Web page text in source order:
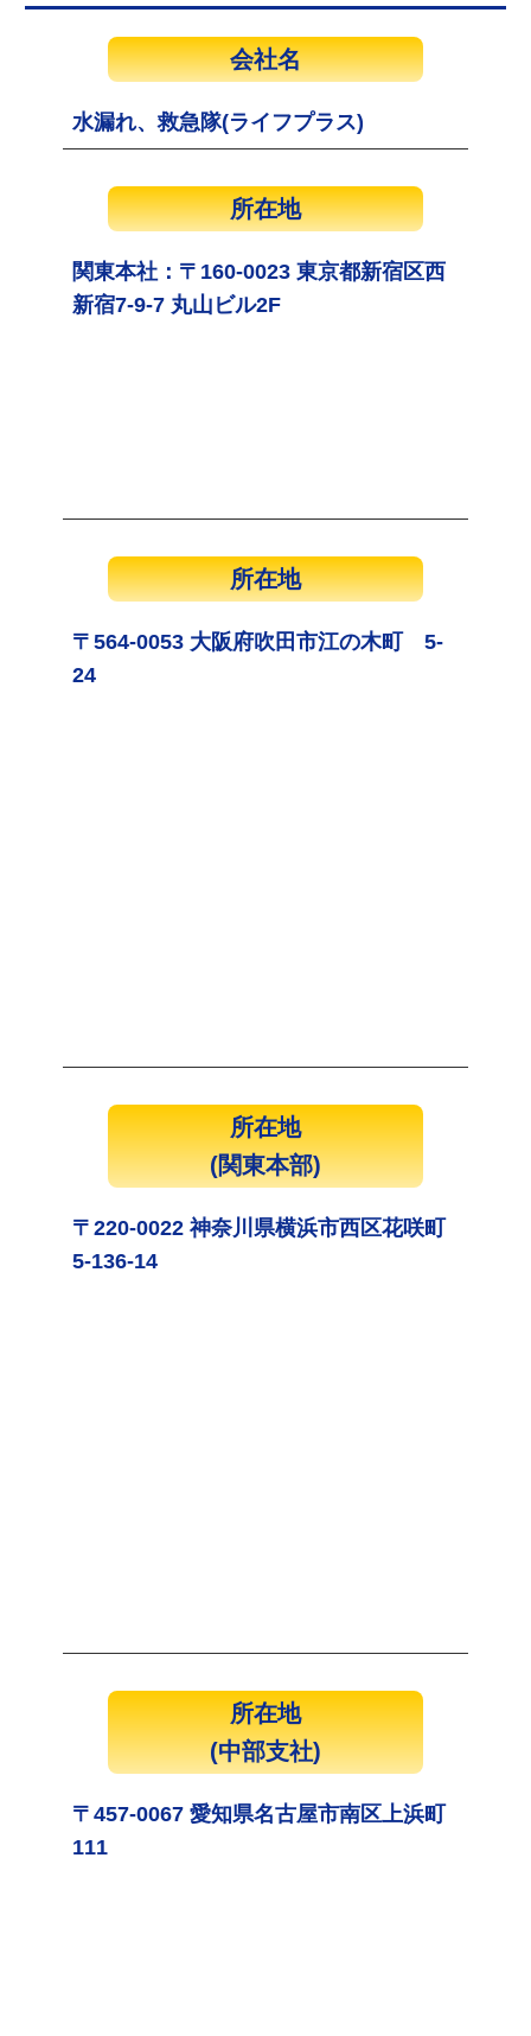
会社名
水漏れ、救急隊(ライフプラス)
所在地
関東本社：〒160-0023 東京都新宿区西
新宿7-9-7 丸山ビル2F
所在地
〒564-0053 大阪府吹田市江の木町 5-
24
所在地
(関東本部)
〒220-0022 神奈川県横浜市西区花咲町
5-136-14
所在地
(中部支社)
〒457-0067 愛知県名古屋市南区上浜町
111